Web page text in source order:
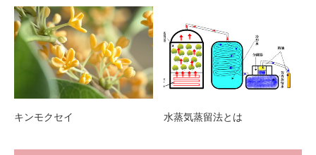
キンモクセイ 水蒸気蒸留法とは